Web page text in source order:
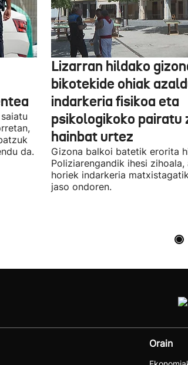
da.
Lizarran hildako
bikotekide ohiak
indarkeria fisikoa eta
psikologikoko pairatu
hainbat urtez
Gizona balkoi batetik erorita
Poliziarengandik ihesi zihoala,
horiek indarkeria
jaso ondoren.
Orain